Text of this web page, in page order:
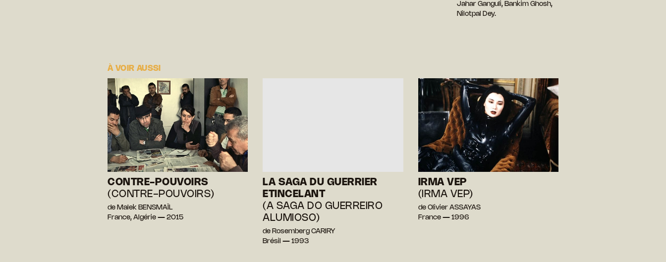
Jahar Ganguli, Bankim Ghosh,
Nilotpal Dey.
À VOIR AUSSI
CONTRE-POUVOIRS
(CONTRE-POUVOIRS)
de Malek BENSMAÏL
France, Algérie — 2015
LA SAGA DU GUERRIER
ETINCELANT
(A SAGA DO GUERREIRO
ALUMIOSO)
de Rosemberg CARIRY
Brésil — 1993
IRMA VEP
(IRMA VEP)
de Olivier ASSAYAS
France — 1996